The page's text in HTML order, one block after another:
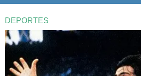
DEPORTES